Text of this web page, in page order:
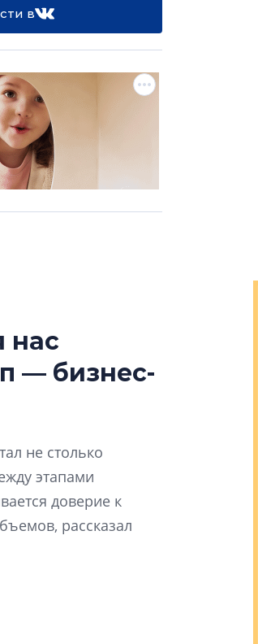
в
нас
— бизнес-
не столько
этапами
доверие к
рассказал
вторичкой: что это значит для
рынка? Своим мнением об этом
поделились Ольга Трошева,
Жабин, Светлана Денисова,
Константин Сторожев и другие